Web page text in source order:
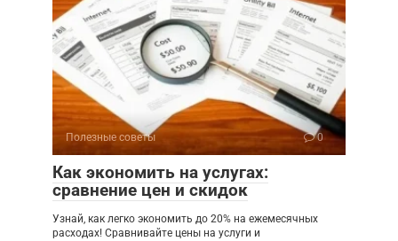
Полезные советы 0
Как экономить на услугах:
сравнение цен и скидок
Узнай, как легко экономить до 20% на ежемесячных
расходах! Сравнивайте цены на услуги и